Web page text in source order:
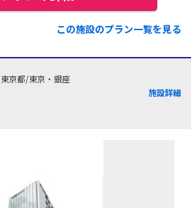
この施設のプラン一覧を見る
東京都/東京・銀座
施設詳細